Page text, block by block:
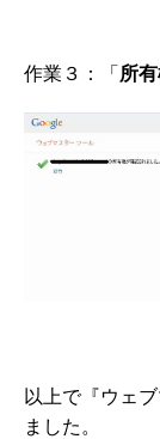
作業３：「所
以上で『ウェ
ました。